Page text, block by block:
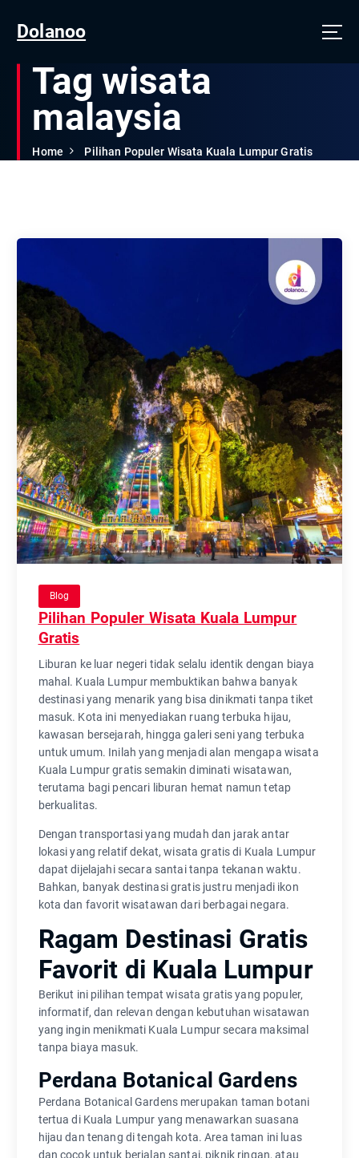
Dolanoo
Tag wisata
malaysia
Home Pilihan Populer Wisata Kuala Lumpur Gratis
Blog
Pilihan Populer Wisata Kuala Lumpur
Gratis
Liburan ke luar negeri tidak selalu identik dengan biaya
mahal. Kuala Lumpur membuktikan bahwa banyak
destinasi yang menarik yang bisa dinikmati tanpa tiket
masuk. Kota ini menyediakan ruang terbuka hijau,
kawasan bersejarah, hingga galeri seni yang terbuka
untuk umum. Inilah yang menjadi alan mengapa wisata
Kuala Lumpur gratis semakin diminati wisatawan,
terutama bagi pencari liburan hemat namun tetap
berkualitas.
Dengan transportasi yang mudah dan jarak antar
lokasi yang relatif dekat, wisata gratis di Kuala Lumpur
dapat dijelajahi secara santai tanpa tekanan waktu.
Bahkan, banyak destinasi gratis justru menjadi ikon
kota dan favorit wisatawan dari berbagai negara.
Ragam Destinasi Gratis
Favorit di Kuala Lumpur
Berikut ini pilihan tempat wisata gratis yang populer,
informatif, dan relevan dengan kebutuhan wisatawan
yang ingin menikmati Kuala Lumpur secara maksimal
tanpa biaya masuk.
Perdana Botanical Gardens
Perdana Botanical Gardens merupakan taman botani
tertua di Kuala Lumpur yang menawarkan suasana
hijau dan tenang di tengah kota. Area taman ini luas
dan cocok untuk berjalan santai, piknik ringan, atau